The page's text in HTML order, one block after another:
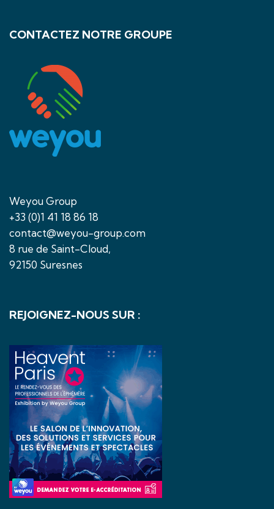
CONTACTEZ NOTRE GROUPE
Weyou Group
+33 (0)1 41 18 86 18
contact@weyou-group.com
8 rue de Saint-Cloud,
92150 Suresnes
REJOIGNEZ-NOUS SUR :